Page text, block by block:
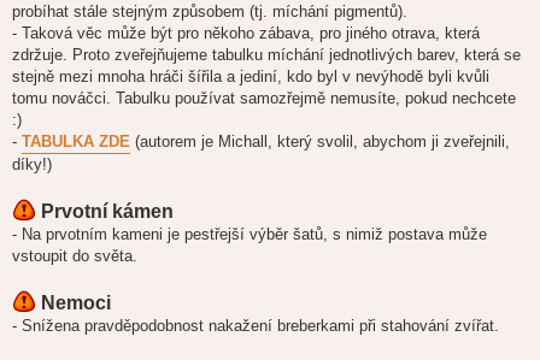
probíhat stále stejným způsobem (tj. míchání pigmentů).
- Taková věc může být pro někoho zábava, pro jiného otrava, která
zdržuje. Proto zveřejňujeme tabulku míchání jednotlivých barev, která se
stejně mezi mnoha hráči šířila a jediní, kdo byl v nevýhodě byli kvůli
tomu nováčci. Tabulku používat samozřejmě nemusíte, pokud nechcete
:)
- TABULKA ZDE (autorem je Michall, který svolil, abychom ji zveřejnili,
díky!)
Prvotní kámen
- Na prvotním kameni je pestřejší výběr šatů, s nimiž postava může
vstoupit do světa.
Nemoci
- Snížena pravděpodobnost nakažení breberkami při stahování zvířat.